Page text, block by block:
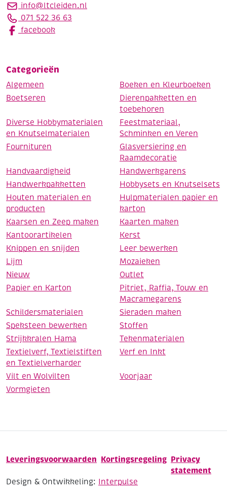
info@ltcleiden.nl
071 522 36 63
facebook
Categorieën
Algemeen
Boeken en Kleurboeken
Boetseren
Dierenpakketten en
toebehoren
Diverse Hobbymaterialen
en Knutselmaterialen
Feestmateriaal,
Schminken en Veren
Fournituren
Glasversiering en
Raamdecoratie
Handvaardigheid
Handwerkgarens
Handwerkpakketten
Hobbysets en Knutselsets
Houten materialen en
producten
Hulpmaterialen papier en
karton
Kaarsen en Zeep maken
Kaarten maken
Kantoorartikelen
Kerst
Knippen en snijden
Leer bewerken
Lijm
Mozaieken
Nieuw
Outlet
Papier en Karton
Pitriet, Raffia, Touw en
Macramegarens
Schildersmaterialen
Sieraden maken
Speksteen bewerken
Stoffen
Strijkkralen Hama
Tekenmaterialen
Textielverf, Textielstiften
en Textielverharder
Verf en Inkt
Vilt en Wolvilten
Voorjaar
Vormgieten
Leveringsvoorwaarden Kortingsregeling Privacy
statement
Design & Ontwikkeling: Interpulse